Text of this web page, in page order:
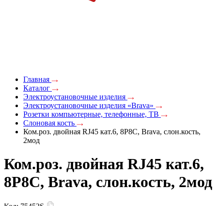
Главная
Каталог
Электроустановочные изделия
Электроустановочные изделия «Brava»
Розетки компьютерные, телефонные, ТВ
Слоновая кость
Ком.роз. двойная RJ45 кат.6, 8P8C, Brava, слон.кость,
2мод
Ком.роз. двойная RJ45 кат.6,
8P8C, Brava, слон.кость, 2мод